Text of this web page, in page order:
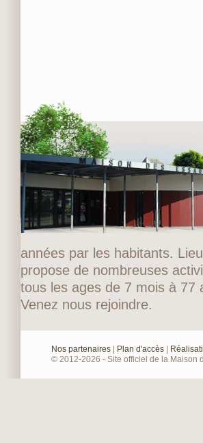
années par les habitants.
propose de nombreuses
tous les ages de 7 mois à 77
Venez nous rejoindre.
Nos partenaires | Plan d'accès |
© 2012-2026 - Site officiel de la Maison